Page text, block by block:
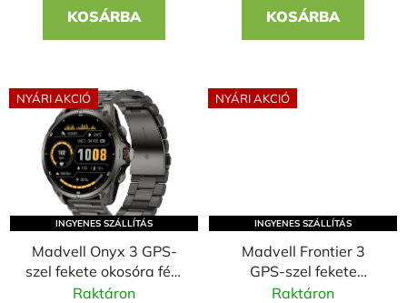
KOSÁRBA KOSÁRBA
NYÁRI AKCIÓ
INGYENES SZÁLLÍTÁS
Madvell Onyx 3 GPS-
szel fekete okosóra fém
szíjjal + szilikon szíjjal
Raktáron
NYÁRI AKCIÓ
INGYENES SZÁLLÍTÁS
Madvell Frontier 3
GPS-szel fekete
okosóra fém szíjjal +
Raktáron